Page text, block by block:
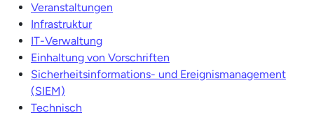
Veranstaltungen
Infrastruktur
IT-Verwaltung
Einhaltung von Vorschriften
Sicherheitsinformations- und Ereignismanagement
(SIEM)
Technisch